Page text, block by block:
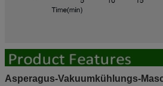
Asperagus-Vakuumkühlungs-